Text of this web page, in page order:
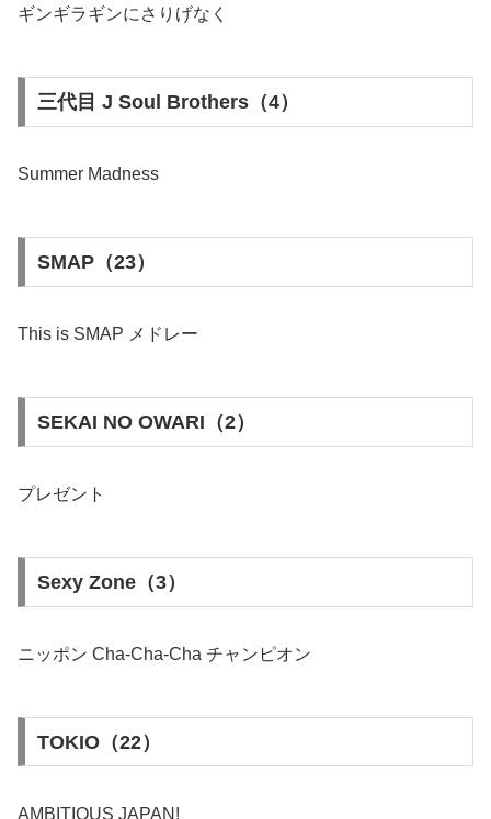
ギンギラギンにさりげなく
三代目 J Soul Brothers（4）
Summer Madness
SMAP（23）
This is SMAP メドレー
SEKAI NO OWARI（2）
プレゼント
Sexy Zone（3）
ニッポン Cha-Cha-Cha チャンピオン
TOKIO（22）
AMBITIOUS JAPAN!